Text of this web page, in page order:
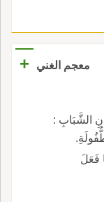
معجم الغني
+
[ش ب ب]. (مصدر شَبَّ). :هُوَ فِي رَيْعَانِ الشَّبَابِ :
بِمَا فَعَلَ